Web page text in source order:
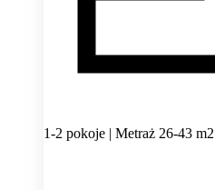
1-2 pokoje | Metraż 26-43 m2